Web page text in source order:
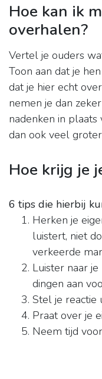
Hoe kan ik
overhalen?
Vertel je ouders
Toon aan dat je
dat je hier echt
nemen je dan
nadenken in plaats
dan ook veel
Hoe krijg je
6 tips die hierbij
Herken je
luistert, niet
verkeerde
Luister naar
dingen aan
Stel je reactie
Praat over je
Neem tijd